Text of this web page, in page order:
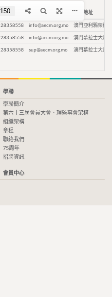
傳真 電郵 通訊地址
28358558 info@aecm.org.mo 澳門亞利鴉架街9
28358558 info@aecm.org.mo 澳門慕拉士大馬
28358558 sup@aecm.org.mo 澳門慕拉士大馬
學聯
學聯簡介
第六十三屆會員大會、理監事會架構
組織架構
章程
聯絡我們
75周年
招聘資訊
會員中心